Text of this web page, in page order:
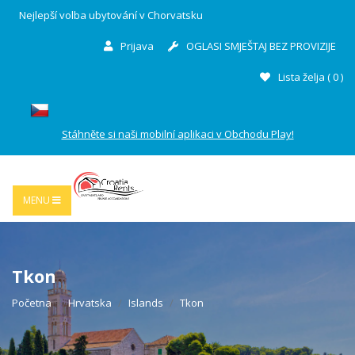
Nejlepší volba ubytování v Chorvatsku
Prijava OGLASI SMJEŠTAJ BEZ PROVIZIJE
Lista želja (0)
Stáhněte si naši mobilní aplikaci v Obchodu Play!
MENU
Tkon
Početna Hrvatska Islands Tkon